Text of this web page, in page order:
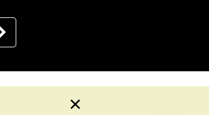
VERSTUUR
Sluit